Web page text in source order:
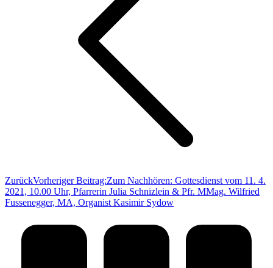
ZurückVorheriger Beitrag:Zum Nachhören: Gottesdienst vom 11. 4.
2021, 10.00 Uhr, Pfarrerin Julia Schnizlein & Pfr. MMag. Wilfried
Fussenegger, MA, Organist Kasimir Sydow